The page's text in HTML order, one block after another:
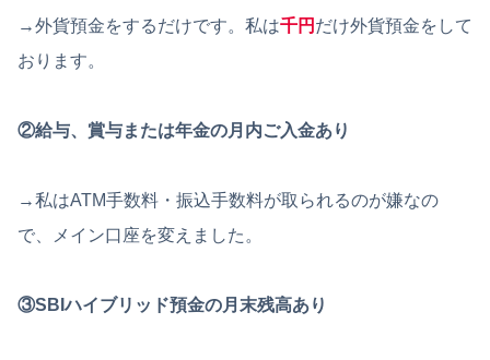
→外貨預金をするだけです。私は千円 だけ外貨預金をして
おります。
②給与、賞与または年金の月内ご入金あり
→私はATM手数料・振込手数料が取られるのが嫌なの
で、メイン口座を変えました。
③SBIハイブリッド預金の月末残高あり